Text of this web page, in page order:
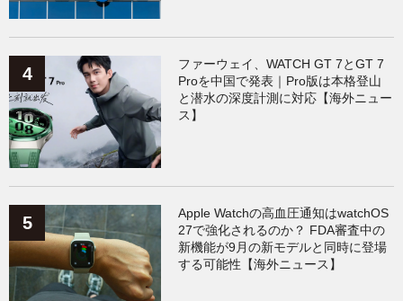
ファーウェイ、WATCH GT 7とGT 7
Proを中国で発表｜Pro版は本格登山
と潜水の深度計測に対応【海外ニュー
ス】
Apple Watchの高血圧通知はwatchOS
27で強化されるのか？ FDA審査中の
新機能が9月の新モデルと同時に登場
する可能性【海外ニュース】